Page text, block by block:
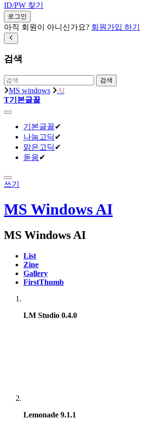
ID/PW 찾기
로그인
아직 회원이 아니신가요? 회원가입 하기
검색
검색
MS windows
AI
T기본글꼴
기본글꼴✔
나눔고딕 ✔
맑은고딕 ✔
돋움✔
쓰기
MS Windows AI
MS Windows AI
List
Zine
Gallery
FirstThumb
LM Studio 0.4.0
Lemonade 9.1.1